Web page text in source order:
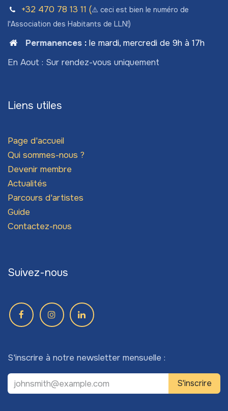
+32 470 78​ 13 11 (⚠️ ceci est bien le numéro de
l'Association des Habitants de LLN!)
Permanences: le mardi, mercredi de 9h à 17h
En Aout : Sur rendez-vous uniquement
Liens utiles
Page d'accueil
Qui sommes-nous ?
Devenir membre
Actualités
Parcours d'artistes
Guide
Contactez-nous
Suivez-nous
S'inscrire à notre newsletter mensuelle :
S'inscrire